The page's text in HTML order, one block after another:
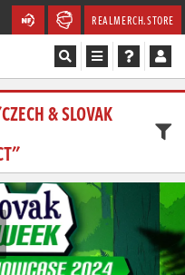
REALMERCH.STORE
& SLOVAK